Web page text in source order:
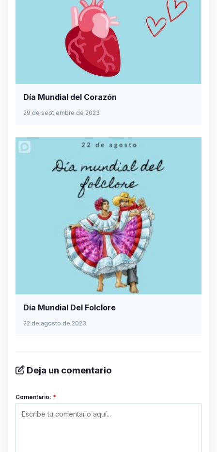
Día Mundial del Corazón
29 de septiembre de 2023
Día Mundial Del Folclore
22 de agosto de 2023
Deja un comentario
Comentario: *